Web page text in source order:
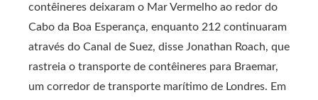
contêineres deixaram o Mar Vermelho ao redor do
Cabo da Boa Esperança, enquanto 212 continuaram
através do Canal de Suez, disse Jonathan Roach, que
rastreia o transporte de contêineres para Braemar,
um corredor de transporte marítimo de Londres. Em